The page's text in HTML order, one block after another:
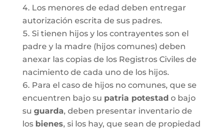
Los menores de edad deben entregar
autorización escrita de sus padres.
Si tienen hijos y los contrayentes son el
padre y la madre (hijos comunes) deben
anexar las copias de los Registros Civiles de
nacimiento de cada uno de los hijos.
Para el caso de hijos no comunes, que se
encuentren bajo su patria potestad o bajo
su guarda, deben presentar inventario de
los bienes, si los hay, que sean de propiedad